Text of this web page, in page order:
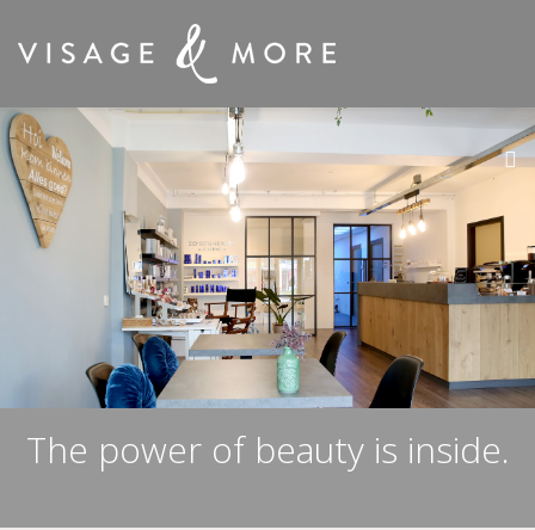
The power of beauty is inside.